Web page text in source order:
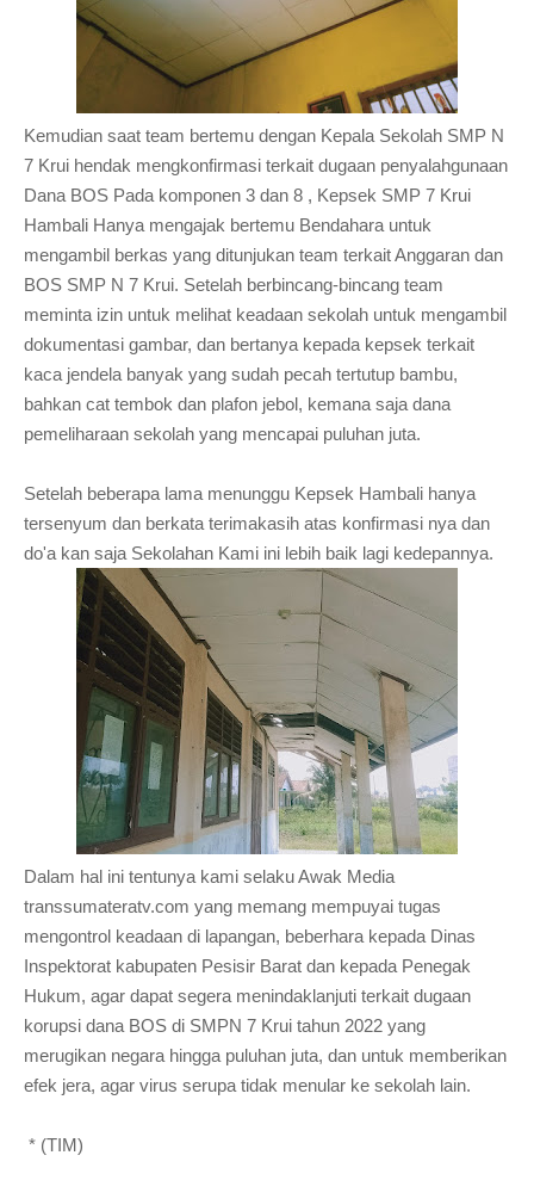
Kemudian saat team bertemu dengan Kepala Sekolah SMP N
7 Krui hendak mengkonfirmasi terkait dugaan penyalahgunaan
Dana BOS Pada komponen 3 dan 8 , Kepsek SMP 7 Krui
Hambali Hanya mengajak bertemu Bendahara untuk
mengambil berkas yang ditunjukan team terkait Anggaran dan
BOS SMP N 7 Krui. Setelah berbincang-bincang team
meminta izin untuk melihat keadaan sekolah untuk mengambil
dokumentasi gambar, dan bertanya kepada kepsek terkait
kaca jendela banyak yang sudah pecah tertutup bambu,
bahkan cat tembok dan plafon jebol, kemana saja dana
pemeliharaan sekolah yang mencapai puluhan juta.
Setelah beberapa lama menunggu Kepsek Hambali hanya
tersenyum dan berkata terimakasih atas konfirmasi nya dan
do'a kan saja Sekolahan Kami ini lebih baik lagi kedepannya.
Dalam hal ini tentunya kami selaku Awak Media
transsumateratv.com yang memang mempuyai tugas
mengontrol keadaan di lapangan, beberhara kepada Dinas
Inspektorat kabupaten Pesisir Barat dan kepada Penegak
Hukum, agar dapat segera menindaklanjuti terkait dugaan
korupsi dana BOS di SMPN 7 Krui tahun 2022 yang
merugikan negara hingga puluhan juta, dan untuk memberikan
efek jera, agar virus serupa tidak menular ke sekolah lain.
* (TIM)